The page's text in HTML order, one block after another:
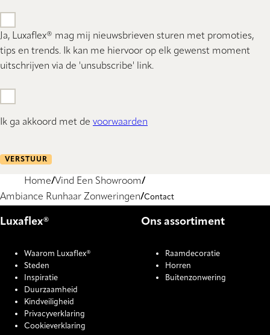
Ja, Luxaflex® mag mij nieuwsbrieven sturen met promoties,
tips en trends. Ik kan me hiervoor op elk gewenst moment
uitschrijven via de 'unsubscribe' link.
Ik ga akkoord met de voorwaarden
VERSTUUR
Home Vind Een Showroom
Ambiance Runhaar Zonweringen Contact
Luxaflex®
Waarom Luxaflex®
Steden
Inspiratie
Duurzaamheid
Kindveiligheid
Privacyverklaring
Cookieverklaring
Ons assortiment
Raamdecoratie
Horren
Buitenzonwering